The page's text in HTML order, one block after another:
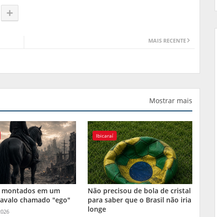
MAIS RECENTE
Mostrar mais
montados em um
chamado "ego"
Ibicaraí
Não precisou de bola de cristal
para saber que o Brasil não iria
longe